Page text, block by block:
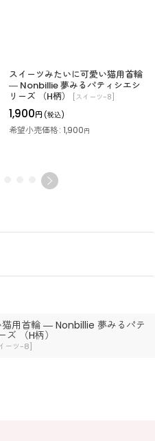
用首輪 ― Nonbillie 夢みるパテ
ズ （H柄）
ーツ-8]
スイーツみたいに可愛い猫用首輪
― Nonbillie 夢みるパティシエシ
リーズ （H柄）
[スイーツ-8]
1,900円 (税込)
希望小売価格: 1,900円